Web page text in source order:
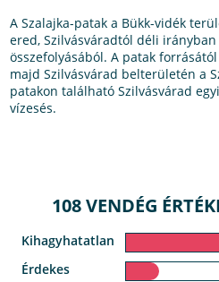
A Szalajka-patak a Bükk-vidék
ered, Szilvásváradtól déli
összefolyásából. A patak
majd Szilvásvárad belterületén a
patakon található Szilvásvárad
vízesés.
108 VENDÉG
Kihagyhatatlan
Érdekes